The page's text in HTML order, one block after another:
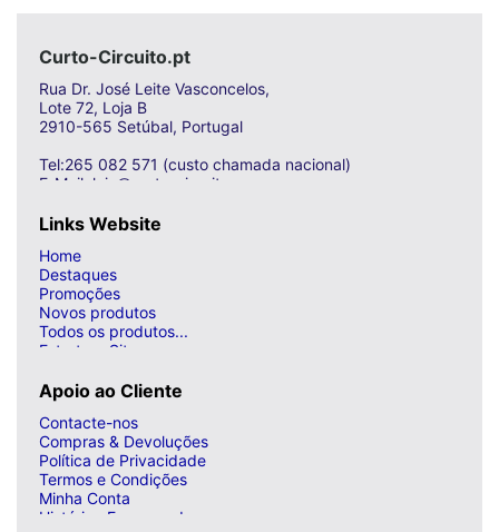
Curto-Circuito.pt
Rua Dr. José Leite Vasconcelos,
Lote 72, Loja B
2910-565 Setúbal, Portugal
Tel:265 082 571 (custo chamada nacional)
E-Mail: loja@curto-circuito.com
Links Website
Home
Destaques
Promoções
Novos produtos
Todos os produtos...
Estrutura Site
Apoio ao Cliente
Contacte-nos
Compras & Devoluções
Política de Privacidade
Termos e Condições
Minha Conta
Histórico Encomendas